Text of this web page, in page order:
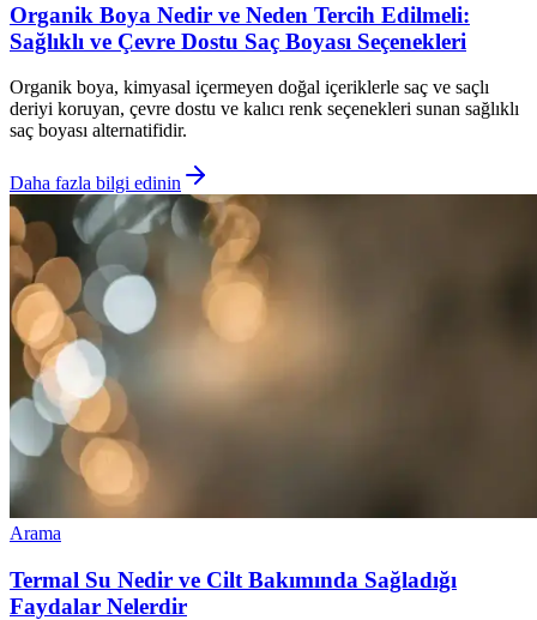
Organik Boya Nedir ve Neden Tercih Edilmeli:
Sağlıklı ve Çevre Dostu Saç Boyası Seçenekleri
Organik boya, kimyasal içermeyen doğal içeriklerle saç ve saçlı
deriyi koruyan, çevre dostu ve kalıcı renk seçenekleri sunan sağlıklı
saç boyası alternatifidir.
Daha fazla bilgi edinin
Arama
Termal Su Nedir ve Cilt Bakımında Sağladığı
Faydalar Nelerdir